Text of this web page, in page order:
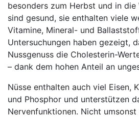
besonders zum Herbst und in die
sind gesund, sie enthalten viele
Vitamine, Mineral- und
Untersuchungen haben gezeigt,
Nussgenuss die Cholesterin-
– dank dem hohen Anteil an
Nüsse enthalten auch viel Eisen,
und Phosphor und unterstützen
Nervenfunktionen. Nicht